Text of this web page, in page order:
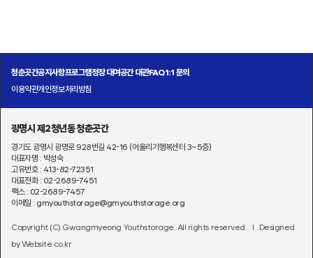
청춘곳간공지사항프로그램정장 대여공간 대관FAQ1:1 문의
이용약관개인정보처리방침
광명시 제2청년동 청춘곳간
경기도 광명시 광명로 928번길 42-16 (어울리기행복센터 3~5층)
대표자명 : 박성숙
고유번호 : 413-82-72351
대표전화 : 02-2689-7451
팩스 : 02-2689-7457
이메일 : gmyouthstorage@gmyouthstorage.org
Copyright (C) Gwangmyeong Youthstorage. All rights reserved.
l Designed
by Website.co.kr